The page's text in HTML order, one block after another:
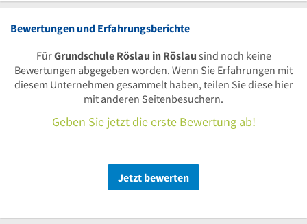
Bewertungen und Erfahrungsberichte
FürGrundschule Röslau in Röslau sind noch keine
Bewertungen abgegeben worden. Wenn Sie Erfahrungen mit
diesem Unternehmen gesammelt haben, teilen Sie diese hier
mit anderen Seitenbesuchern.
Geben Sie jetzt die erste Bewertung ab!
Jetzt bewerten